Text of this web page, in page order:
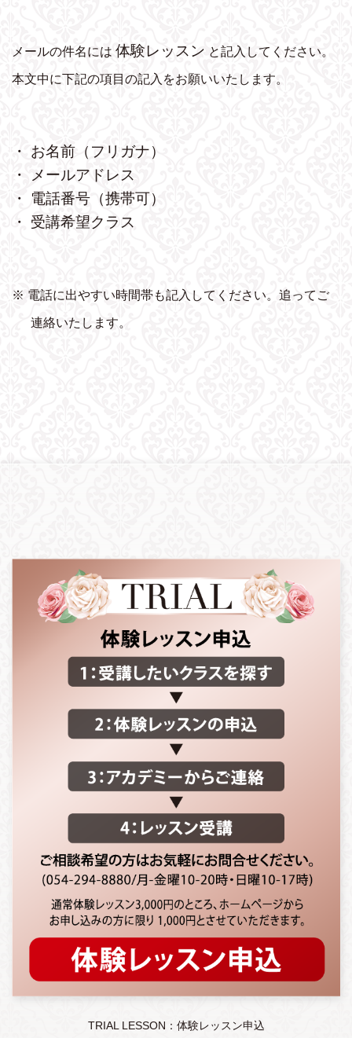
メールの件名には 体験レッスン と記入してください。
本文中に下記の項目の記入をお願いいたします。
・ お名前（フリガナ）
・ メールアドレス
・ 電話番号（携帯可）
・ 受講希望クラス
※ 電話に出やすい時間帯も記入してください。追ってご
連絡いたします。
TRIAL LESSON：体験レッスン申込